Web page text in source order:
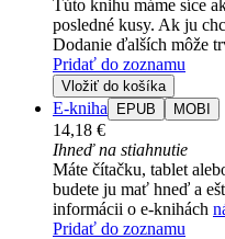
Túto knihu máme síce
posledné kusy. Ak ju
Dodanie ďalších môže
Pridať do zoznamu
Vložiť do košíka
E-kniha EPUB MOBI
14,18 €
Ihneď na stiahnutie
Máte čítačku, tablet
budete ju mať hneď a
informácii o e-knihách
Pridať do zoznamu